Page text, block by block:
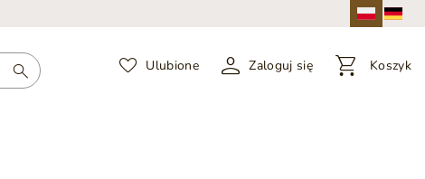
Ulubione Zaloguj się Koszyk